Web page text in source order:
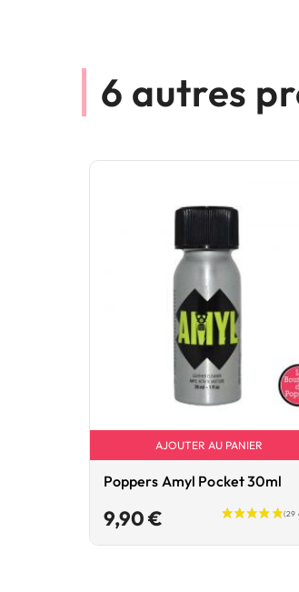
6 autres
AJOUTER AU PANIER
Poppers Amyl Pocket 30ml
9,90 €